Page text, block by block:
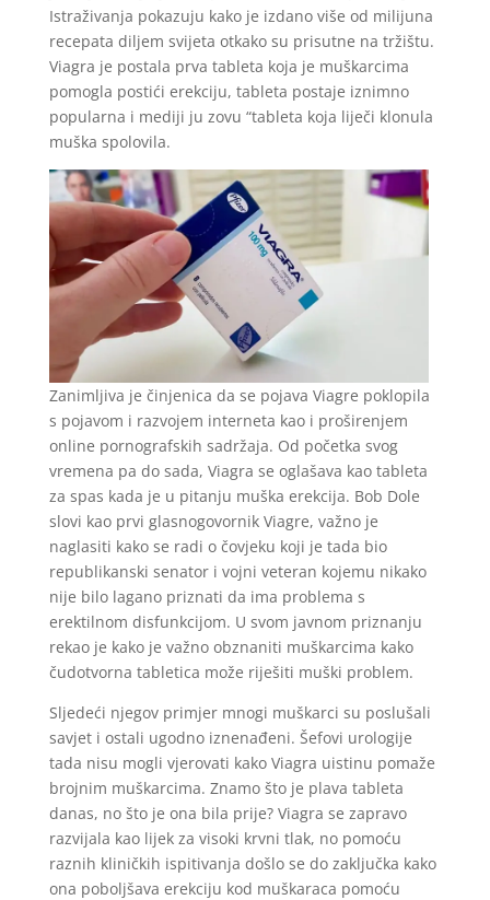
Istraživanja pokazuju kako je izdano više od milijuna
recepata diljem svijeta otkako su prisutne na tržištu.
Viagra je postala prva tableta koja je muškarcima
pomogla postići erekciju, tableta postaje iznimno
popularna i mediji ju zovu “tableta koja liječi klonula
muška spolovila.
Zanimljiva je činjenica da se pojava Viagre poklopila
s pojavom i razvojem interneta kao i proširenjem
online pornografskih sadržaja. Od početka svog
vremena pa do sada, Viagra se oglašava kao tableta
za spas kada je u pitanju muška erekcija. Bob Dole
slovi kao prvi glasnogovornik Viagre, važno je
naglasiti kako se radi o čovjeku koji je tada bio
republikanski senator i vojni veteran kojemu nikako
nije bilo lagano priznati da ima problema s
erektilnom disfunkcijom. U svom javnom priznanju
rekao je kako je važno obznaniti muškarcima kako
čudotvorna tabletica može riješiti muški problem.
Sljedeći njegov primjer mnogi muškarci su poslušali
savjet i ostali ugodno iznenađeni. Šefovi urologije
tada nisu mogli vjerovati kako Viagra uistinu pomaže
brojnim muškarcima. Znamo što je plava tableta
danas, no što je ona bila prije? Viagra se zapravo
razvijala kao lijek za visoki krvni tlak, no pomoću
raznih kliničkih ispitivanja došlo se do zaključka kako
ona poboljšava erekciju kod muškaraca pomoću